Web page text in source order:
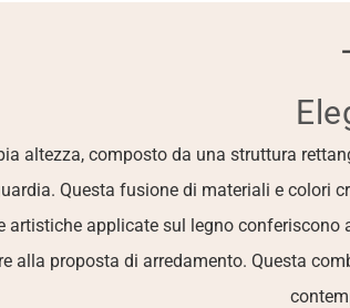
altezza, composto da una struttura
Questa fusione di materiali e colori
artistiche applicate sul legno conferiscono
alla proposta di arredamento. Questa